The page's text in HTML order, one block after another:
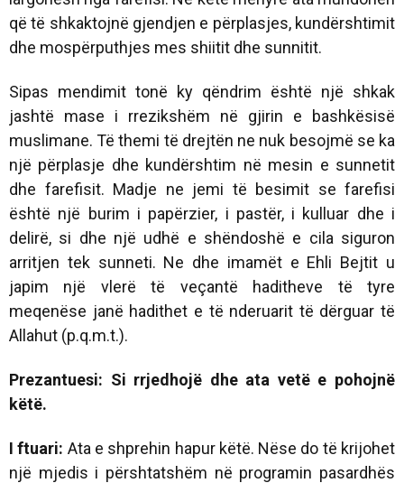
që të shkaktojnë gjendjen e përplasjes, kundërshtimit
dhe mospërputhjes mes shiitit dhe sunnitit.
Sipas mendimit tonë ky qëndrim është një shkak
jashtë mase i rrezikshëm në gjirin e bashkësisë
muslimane. Të themi të drejtën ne nuk besojmë se ka
një përplasje dhe kundërshtim në mesin e sunnetit
dhe farefisit. Madje ne jemi të besimit se farefisi
është një burim i papërzier, i pastër, i kulluar dhe i
delirë, si dhe një udhë e shëndoshë e cila siguron
arritjen tek sunneti. Ne dhe imamët e Ehli Bejtit u
japim një vlerë të veçantë haditheve të tyre
meqenëse janë hadithet e të nderuarit të dërguar të
Allahut (p.q.m.t.).
Prezantuesi: Si rrjedhojë dhe ata vetë e pohojnë
këtë.
I ftuari: Ata e shprehin hapur këtë. Nëse do të krijohet
një mjedis i përshtatshëm në programin pasardhës